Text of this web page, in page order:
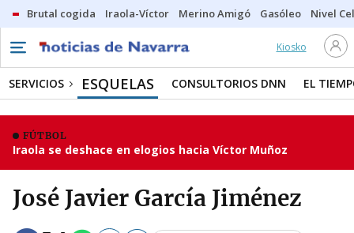
Brutal cogida Iraola-Víctor Merino Amigó Gasóleo Nivel
Kiosko
SERVICIOS ESQUELAS CONSULTORIOS DNN EL
FÚTBOL
Iraola se deshace en elogios hacia Víctor Muñoz
José Javier García Jiménez